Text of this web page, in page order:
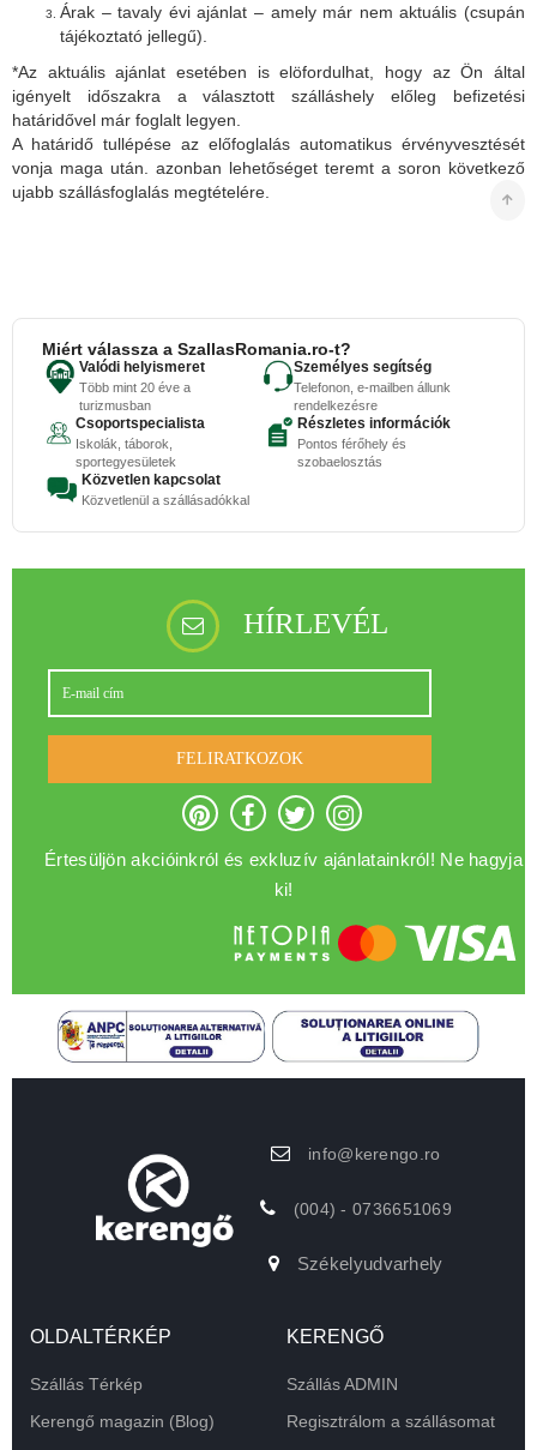
Árak – tavaly évi ajánlat – amely már nem aktuális (csupán
tájékoztató jellegű).
*Az aktuális ajánlat esetében is elöfordulhat, hogy az Ön által
igényelt időszakra a választott szálláshely előleg befizetési
határidővel már foglalt legyen.
A határidő tullépése az előfoglalás automatikus érvényvesztését
vonja maga után. azonban lehetőséget teremt a soron következő
ujabb szállásfoglalás megtételére.
Miért válassza a SzallasRomania.ro-t?
Valódi helyismeret
Több mint 20 éve a
turizmusban
Személyes segítség
Telefonon, e-mailben állunk
rendelkezésre
Csoportspecialista
Iskolák, táborok,
sportegyesületek
Részletes információk
Pontos férőhely és
szobaelosztás
Közvetlen kapcsolat
Közvetlenül a szállásadókkal
HÍRLEVÉL
FELIRATKOZOK
Értesüljön akcióinkról és exkluzív ajánlatainkról! Ne hagyja
ki!
info@kerengo.ro
(004) - 0736651069
Székelyudvarhely
OLDALTÉRKÉP
Szállás Térkép
Kerengő magazin (Blog)
KERENGŐ
Szállás ADMIN
Regisztrálom a szállásomat